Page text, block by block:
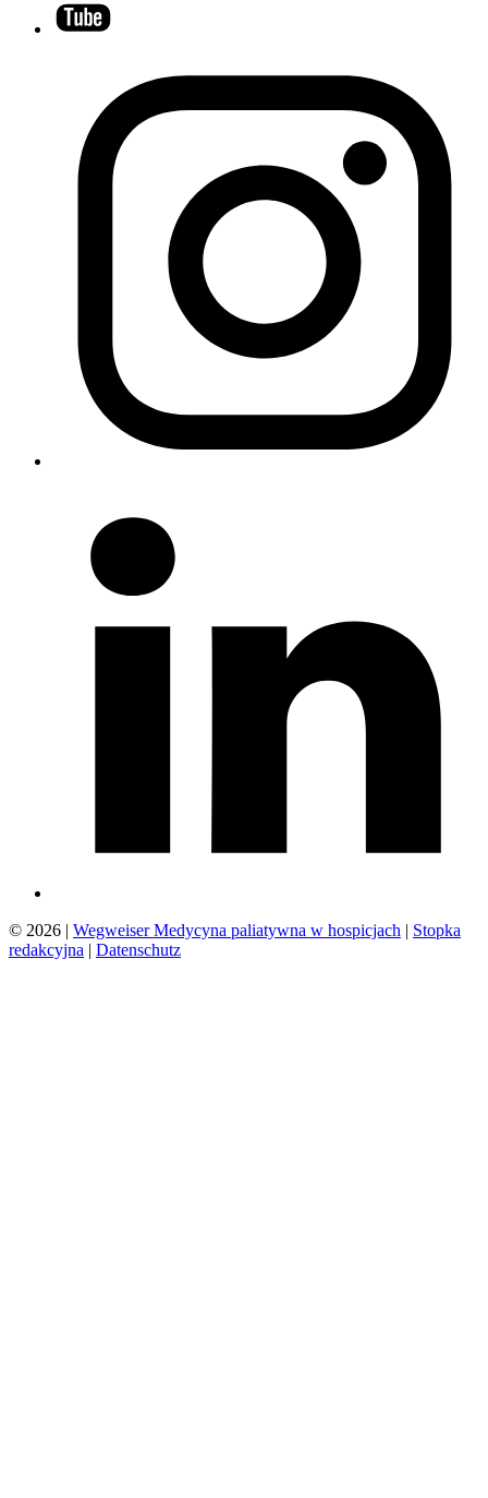
© 2026 | Wegweiser Medycyna paliatywna w hospicjach | Stopka
redakcyjna | Datenschutz